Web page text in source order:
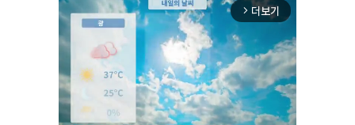
arrow_forward_ios 더보기